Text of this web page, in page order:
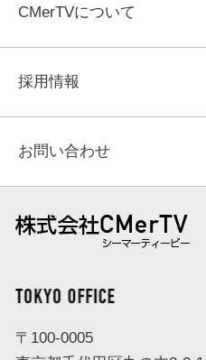
CMerTVについて
採用情報
お問い合わせ
〒100-0005